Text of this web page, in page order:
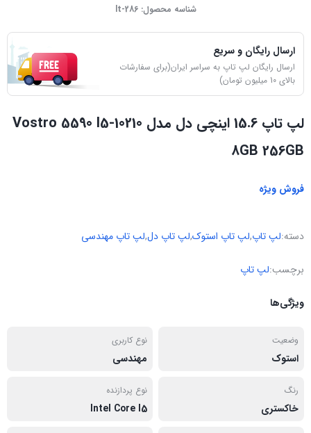
شناسه محصول:lt-286
ارسال رایگان و سریع
ارسال رایگان لپ تاپ به سراسر ایران(برای سفارشات
بالای 10 میلیون تومان)
لپ تاپ 15.6 اینچی دل مدل Vostro 5590 I5-10210
8GB 256GB
فروش ویژه
دسته:لپ تاپ,لپ تاپ استوک,لپ تاپ دل,لپ تاپ مهندسی
برچسب:لپ تاپ
ویژگی‌ها
وضعیت
استوک
نوع کاربری
مهندسی
رنگ
خاکستری
نوع پردازنده
Intel Core I5